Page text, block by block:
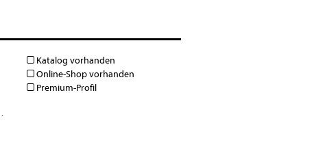
·
Katalog vorhanden
Online-Shop vorhanden
Premium-Profil